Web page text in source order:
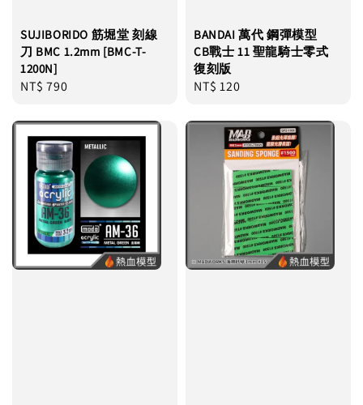
SUJIBORIDO 筋堀堂 刻線
刀 BMC 1.2mm [BMC-T-
1200N]
Regular
NT$ 790
BANDAI 萬代 鋼彈模型
CB戰士 11 聖龍騎士零式
復刻版
Regular
NT$ 120